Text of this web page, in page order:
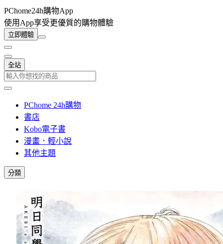
PChome24h購物App
使用App享受更優質的購物體驗
立即體驗
全站
PChome 24h購物
書店
Kobo電子書
漫畫．輕小說
其他主題
分類